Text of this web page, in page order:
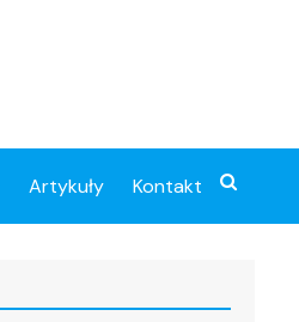
Artykuły Kontakt